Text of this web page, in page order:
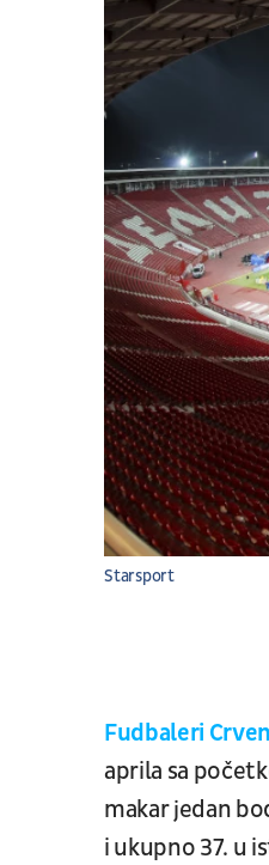
Starsport
Fudbaleri
aprila sa
makar jedan
i ukupno 37. u